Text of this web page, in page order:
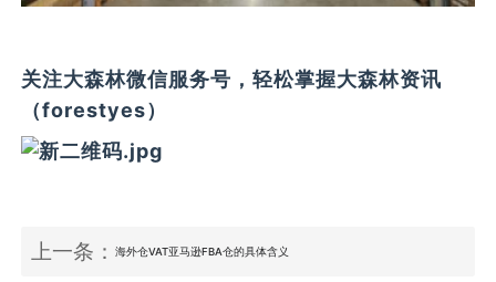
关注大森林微信服务号，轻松掌握大森林资讯
（forestyes）
上一条：海外仓VAT亚马逊FBA仓的具体含义